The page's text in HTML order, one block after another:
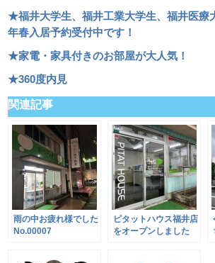
★福井大学生、福井工業大学生、福井医療
年春入居予約受付中です！
★家電・家具付きのお部屋が大人気！
★360度内見
関連記事
雨の中お疲れ様でした
No.00007
ピタットハウス福井店
をオープンしました